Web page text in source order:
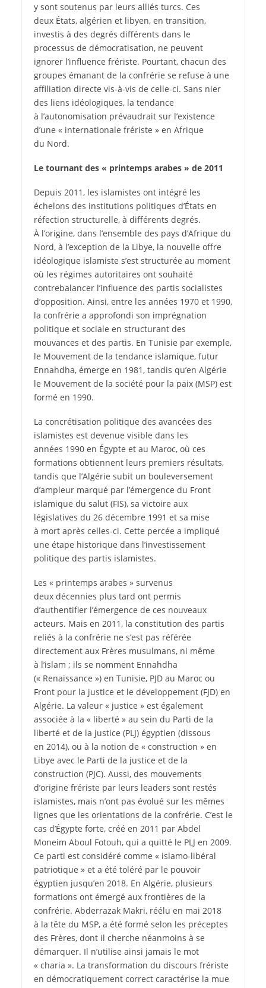
y sont soutenus par leurs alliés turcs. Ces
deux États, algérien et libyen, en transition,
investis à des degrés différents dans le
processus de démocratisation, ne peuvent
ignorer l’influence frériste. Pourtant, chacun des
groupes émanant de la confrérie se refuse à une
affiliation directe vis-à-vis de celle-ci. Sans nier
des liens idéologiques, la tendance
à l’autonomisation prévaudrait sur l’existence
d’une « internationale frériste » en Afrique
du Nord.
Le tournant des « printemps arabes » de 2011
Depuis 2011, les islamistes ont intégré les
échelons des institutions politiques d’États en
réfection structurelle, à différents degrés.
À l’origine, dans l’ensemble des pays d’Afrique du
Nord, à l’exception de la Libye, la nouvelle offre
idéologique islamiste s’est structurée au moment
où les régimes autoritaires ont souhaité
contrebalancer l’influence des partis socialistes
d’opposition. Ainsi, entre les années 1970 et 1990,
la confrérie a approfondi son imprégnation
politique et sociale en structurant des
mouvances et des partis. En Tunisie par exemple,
le Mouvement de la tendance islamique, futur
Ennahdha, émerge en 1981, tandis qu’en Algérie
le Mouvement de la société pour la paix (MSP) est
formé en 1990.
La concrétisation politique des avancées des
islamistes est devenue visible dans les
années 1990 en Égypte et au Maroc, où ces
formations obtiennent leurs premiers résultats,
tandis que l’Algérie subit un bouleversement
d’ampleur marqué par l’émergence du Front
islamique du salut (FIS), sa victoire aux
législatives du 26 décembre 1991 et sa mise
à mort après celles-ci. Cette percée a impliqué
une étape historique dans l’investissement
politique des partis islamistes.
Les « printemps arabes » survenus
deux décennies plus tard ont permis
d’authentifier l’émergence de ces nouveaux
acteurs. Mais en 2011, la constitution des partis
reliés à la confrérie ne s’est pas référée
directement aux Frères musulmans, ni même
à l’islam ; ils se nomment Ennahdha
(« Renaissance ») en Tunisie, PJD au Maroc ou
Front pour la justice et le développement (FJD) en
Algérie. La valeur « justice » est également
associée à la « liberté » au sein du Parti de la
liberté et de la justice (PLJ) égyptien (dissous
en 2014), ou à la notion de « construction » en
Libye avec le Parti de la justice et de la
construction (PJC). Aussi, des mouvements
d’origine frériste par leurs leaders sont restés
islamistes, mais n’ont pas évolué sur les mêmes
lignes que les orientations de la confrérie. C’est le
cas d’Égypte forte, créé en 2011 par Abdel
Moneim Aboul Fotouh, qui a quitté le PLJ en 2009.
Ce parti est considéré comme « islamo-libéral
patriotique » et a été toléré par le pouvoir
égyptien jusqu’en 2018. En Algérie, plusieurs
formations ont émergé aux frontières de la
confrérie. Abderrazak Makri, réélu en mai 2018
à la tête du MSP, a été formé selon les préceptes
des Frères, dont il cherche néanmoins à se
démarquer. Il n’utilise ainsi jamais le mot
« charia ». La transformation du discours frériste
en démocratiquement correct caractérise la mue